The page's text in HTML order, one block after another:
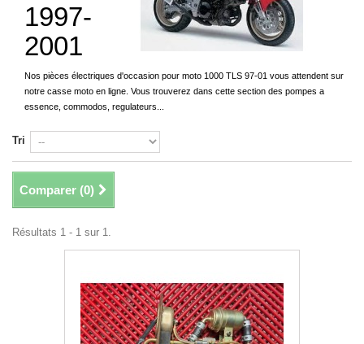
1997-
2001
Nos pièces électriques d'occasion pour moto 1000 TLS 97-01 vous attendent sur
notre casse moto en ligne. Vous trouverez dans cette section des pompes a
essence, commodos, regulateurs...
Tri
Comparer (0)
Résultats 1 - 1 sur 1.